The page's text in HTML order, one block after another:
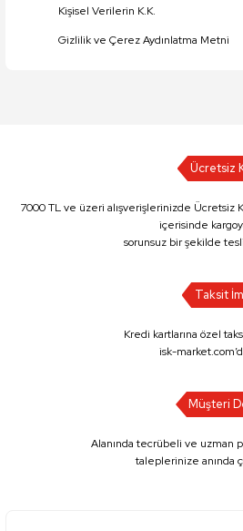
Kişisel Verilerin K.K.
Gizlilik ve Çerez Aydınlatma Metni
Ücretsiz
7000 TL ve üzeri alışverişlerinizde Ücretsiz
içerisinde
sorunsuz bir şekilde
Taksit
Kredi kartlarına özel
isk-
Müşteri
Alanında tecrübeli ve uzman
taleplerinize anında